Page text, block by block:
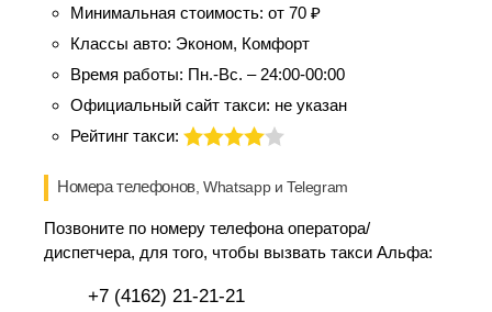
Минимальная стоимость: от 70 ₽
Классы авто: Эконом, Комфорт
Время работы: Пн.-Вс. – 24:00-00:00
Официальный сайт такси: не указан
Рейтинг такси:
Номера телефонов, Whatsapp и Telegram
Позвоните по номеру телефона оператора/
диспетчера, для того, чтобы вызвать такси Альфа:
+7 (4162) 21-21-21